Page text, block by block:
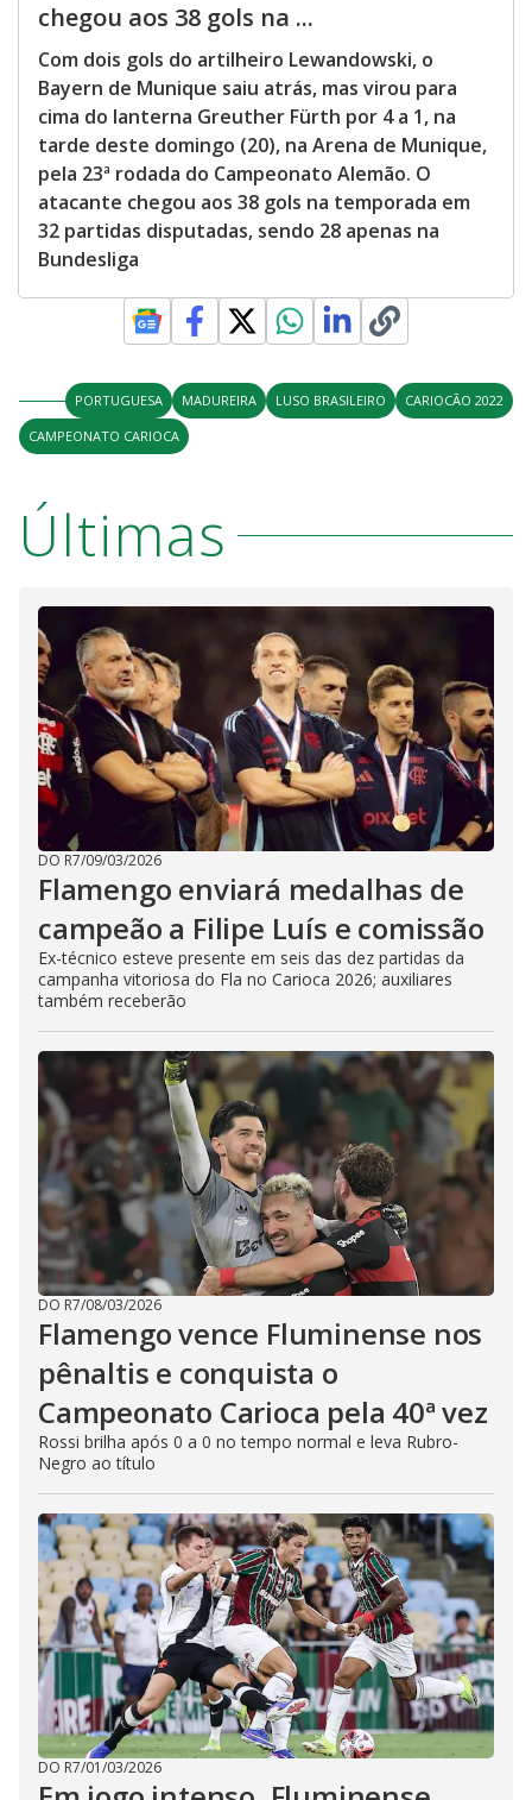
chegou aos 38 gols na ...
Com dois gols do artilheiro Lewandowski, o
Bayern de Munique saiu atrás, mas virou para
cima do lanterna Greuther Fürth por 4 a 1, na
tarde deste domingo (20), na Arena de Munique,
pela 23ª rodada do Campeonato Alemão. O
atacante chegou aos 38 gols na temporada em
32 partidas disputadas, sendo 28 apenas na
Bundesliga
PORTUGUESA MADUREIRA LUSO BRASILEIRO
CARIOCÃO 2022
CAMPEONATO CARIOCA
Últimas
DO R7/09/03/2026
Flamengo enviará medalhas de
campeão a Filipe Luís e comissão
Ex-técnico esteve presente em seis das dez partidas da
campanha vitoriosa do Fla no Carioca 2026; auxiliares
também receberão
DO R7/08/03/2026
Flamengo vence Fluminense nos
pênaltis e conquista o
Campeonato Carioca pela 40ª vez
Rossi brilha após 0 a 0 no tempo normal e leva Rubro-
Negro ao título
DO R7/01/03/2026